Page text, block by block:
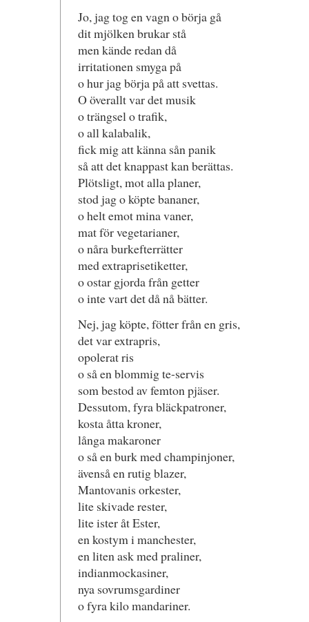
Jo, jag tog en vagn o börja gå
dit mjölken brukar stå
men kände redan då
irritationen smyga på
o hur jag börja på att svettas.
O överallt var det musik
o trängsel o trafik,
o all kalabalik,
fick mig att känna sån panik
så att det knappast kan berättas.
Plötsligt, mot alla planer,
stod jag o köpte bananer,
o helt emot mina vaner,
mat för vegetarianer,
o nåra burkefterrätter
med extraprisetiketter,
o ostar gjorda från getter
o inte vart det då nå bätter.
Nej, jag köpte, fötter från en gris,
det var extrapris,
opolerat ris
o så en blommig te-servis
som bestod av femton pjäser.
Dessutom, fyra bläckpatroner,
kosta åtta kroner,
långa makaroner
o så en burk med champinjoner,
ävenså en rutig blazer,
Mantovanis orkester,
lite skivade rester,
lite ister åt Ester,
en kostym i manchester,
en liten ask med praliner,
indianmockasiner,
nya sovrumsgardiner
o fyra kilo mandariner.